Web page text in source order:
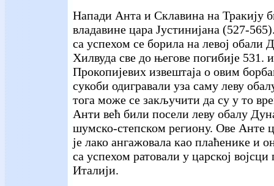
Напади Анта и Склавина на Тракију
владавине цара Јустинијана (527-
са успехом се борила на левој обали
Хилвуда све до његове погибије 531.
Прокопијевих извештаја о овим
сукоби одигравали уза саму леву
тога може се закључити да су у то
Анти већ били посели леву обалу
шумско-степском региону. Ове Анте
је лако ангажовала као плаћенике и
са успехом ратовали у царској
Италији.